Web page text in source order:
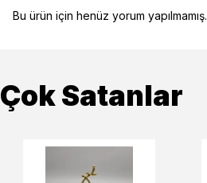
Bu ürün için henüz yorum yapılmamış.
Çok Satanlar